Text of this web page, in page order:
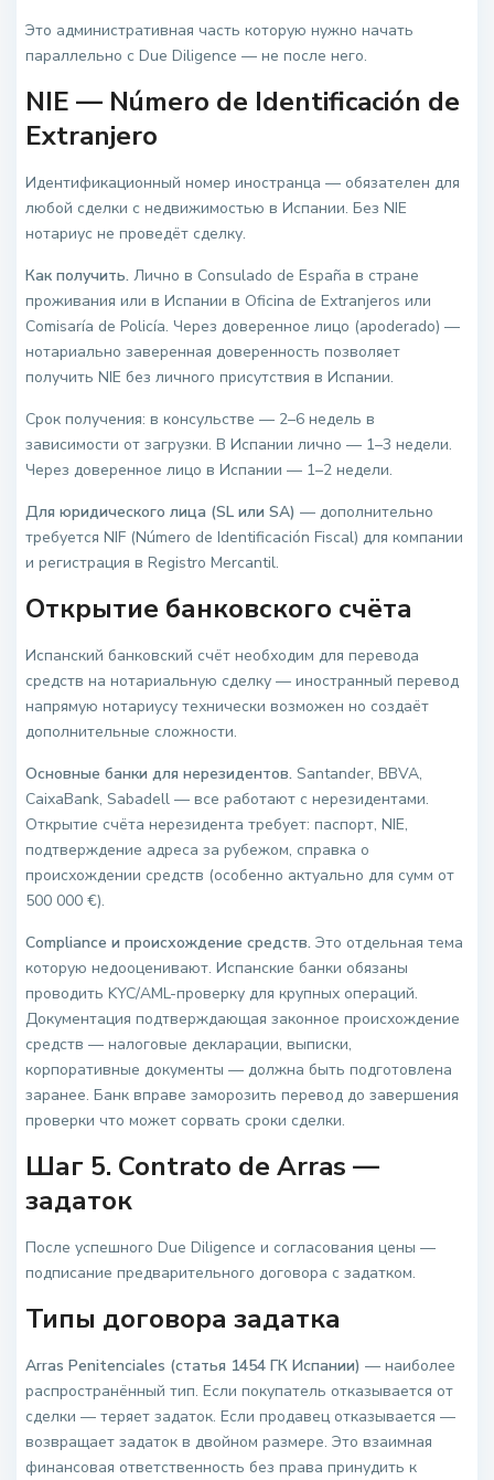
Это административная часть которую нужно начать
параллельно с Due Diligence — не после него.
NIE — Número de Identificación de
Extranjero
Идентификационный номер иностранца — обязателен для
любой сделки с недвижимостью в Испании. Без NIE
нотариус не проведёт сделку.
Как получить. Лично в Consulado de España в стране
проживания или в Испании в Oficina de Extranjeros или
Comisaría de Policía. Через доверенное лицо (apoderado) —
нотариально заверенная доверенность позволяет
получить NIE без личного присутствия в Испании.
Срок получения: в консульстве — 2–6 недель в
зависимости от загрузки. В Испании лично — 1–3 недели.
Через доверенное лицо в Испании — 1–2 недели.
Для юридического лица (SL или SA) — дополнительно
требуется NIF (Número de Identificación Fiscal) для компании
и регистрация в Registro Mercantil.
Открытие банковского счёта
Испанский банковский счёт необходим для перевода
средств на нотариальную сделку — иностранный перевод
напрямую нотариусу технически возможен но создаёт
дополнительные сложности.
Основные банки для нерезидентов. Santander, BBVA,
CaixaBank, Sabadell — все работают с нерезидентами.
Открытие счёта нерезидента требует: паспорт, NIE,
подтверждение адреса за рубежом, справка о
происхождении средств (особенно актуально для сумм от
500 000 €).
Compliance и происхождение средств. Это отдельная тема
которую недооценивают. Испанские банки обязаны
проводить KYC/AML-проверку для крупных операций.
Документация подтверждающая законное происхождение
средств — налоговые декларации, выписки,
корпоративные документы — должна быть подготовлена
заранее. Банк вправе заморозить перевод до завершения
проверки что может сорвать сроки сделки.
Шаг 5. Contrato de Arras —
задаток
После успешного Due Diligence и согласования цены —
подписание предварительного договора с задатком.
Типы договора задатка
Arras Penitenciales (статья 1454 ГК Испании) — наиболее
распространённый тип. Если покупатель отказывается от
сделки — теряет задаток. Если продавец отказывается —
возвращает задаток в двойном размере. Это взаимная
финансовая ответственность без права принудить к